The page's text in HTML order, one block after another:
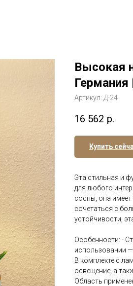
Высокая
Германия
Артикул: Д-24
16 562 р.
Купить
Эта стильная и
для любого
сосны, она имеет
сочетаться с
устойчивости,
Особенности: -
использовании
В комплекте с
освещение, а
Область